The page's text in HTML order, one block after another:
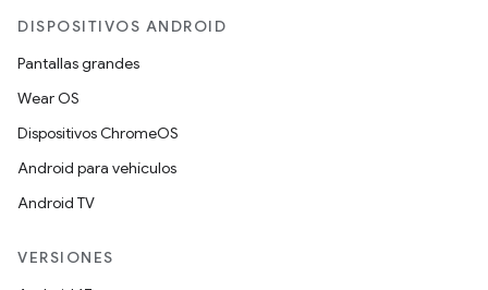
DISPOSITIVOS ANDROID
Pantallas grandes
Wear OS
Dispositivos ChromeOS
Android para vehículos
Android TV
VERSIONES